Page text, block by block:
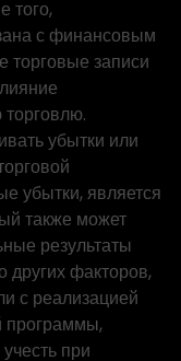
того,
с финансовым
торговые записи
убытки или
убытки, является
также может
результаты
других факторов,
с реализацией
программы,
при